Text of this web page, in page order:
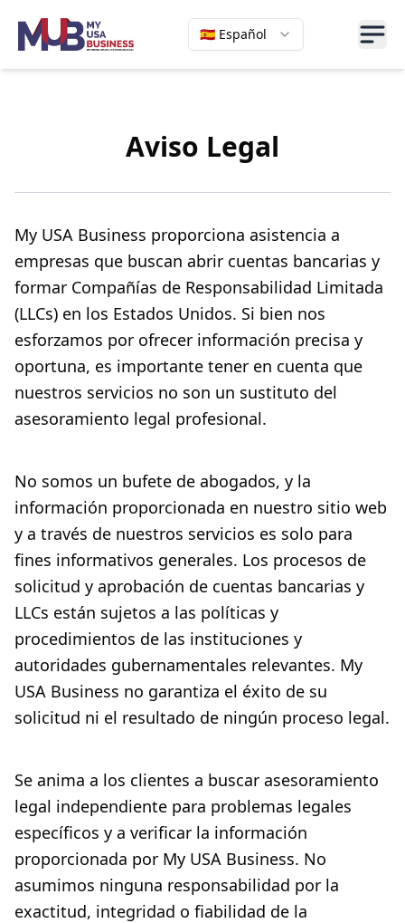
🇪🇸 Español
Aviso Legal
My USA Business proporciona asistencia a
empresas que buscan abrir cuentas bancarias y
formar Compañías de Responsabilidad Limitada
(LLCs) en los Estados Unidos. Si bien nos
esforzamos por ofrecer información precisa y
oportuna, es importante tener en cuenta que
nuestros servicios no son un sustituto del
asesoramiento legal profesional.
No somos un bufete de abogados, y la
información proporcionada en nuestro sitio web
y a través de nuestros servicios es solo para
fines informativos generales. Los procesos de
solicitud y aprobación de cuentas bancarias y
LLCs están sujetos a las políticas y
procedimientos de las instituciones y
autoridades gubernamentales relevantes. My
USA Business no garantiza el éxito de su
solicitud ni el resultado de ningún proceso legal.
Se anima a los clientes a buscar asesoramiento
legal independiente para problemas legales
específicos y a verificar la información
proporcionada por My USA Business. No
asumimos ninguna responsabilidad por la
exactitud, integridad o fiabilidad de la